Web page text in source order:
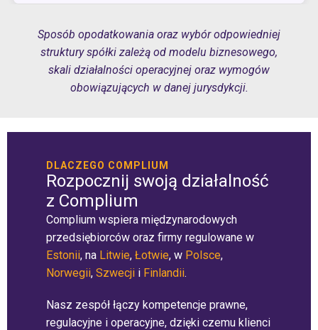
Sposób opodatkowania oraz wybór odpowiedniej
struktury spółki zależą od modelu biznesowego,
skali działalności operacyjnej oraz wymogów
obowiązujących w danej jurysdykcji.
DLACZEGO COMPLIUM
Rozpocznij swoją działalność
z Complium
Complium wspiera międzynarodowych
przedsiębiorców oraz firmy regulowane w
Estonii, na Litwie, Łotwie, w Polsce,
Norwegii, Szwecji i Finlandii.
Nasz zespół łączy kompetencje prawne,
regulacyjne i operacyjne, dzięki czemu klienci